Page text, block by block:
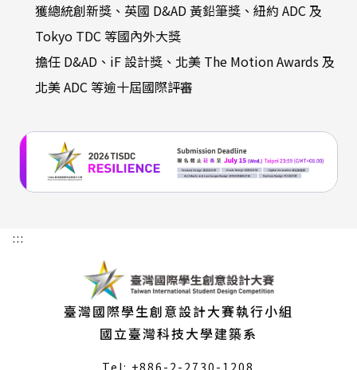
獲總統創新獎、英國 D&AD 黃鉛筆獎、紐約 ADC 及
Tokyo TDC 等國內外大獎
擔任 D&AD、iF 設計獎、北美 The Motion Awards 及
北美 ADC 等逾十屆國際評審
:::
臺灣國際學生創意設計大賽執行小組
國立臺灣科技大學建築系